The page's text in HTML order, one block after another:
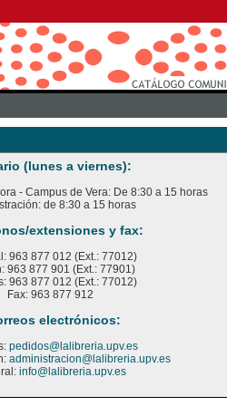
(lunes a viernes):
- Campus de Vera: De 8:30 a 15 horas
de 8:30 a 15 horas
extensiones y fax:
963 877 012 (Ext.: 77012)
963 877 901 (Ext.: 77901)
963 877 012 (Ext.: 77012)
Fax: 963 877 912
electrónicos:
pedidos@lalibreria.upv.es
administracion@lalibreria.upv.es
info@lalibreria.upv.es